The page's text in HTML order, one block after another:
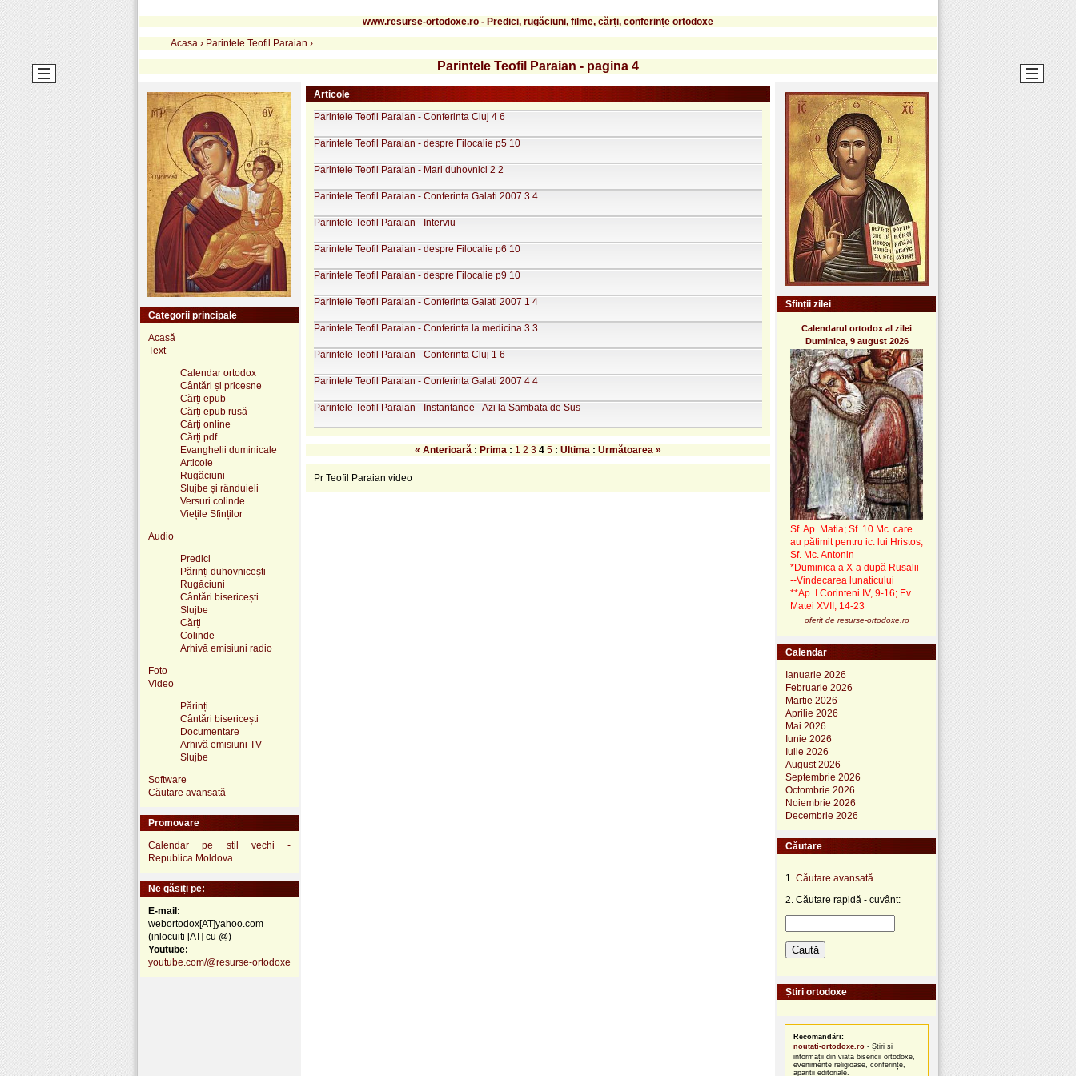
www.resurse-ortodoxe.ro - Predici, rugăciuni, filme, cărți, conferințe ortodoxe
Acasa › Parintele Teofil Paraian ›
Parintele Teofil Paraian - pagina 4
Categorii principale
Acasă
Text
Calendar ortodox
Cântări și pricesne
Cărți epub
Cărți epub rusă
Cărți online
Cărți pdf
Evanghelii duminicale
Articole
Rugăciuni
Slujbe și rânduieli
Versuri colinde
Viețile Sfinților
Audio
Predici
Părinți duhovnicești
Rugăciuni
Cântări bisericești
Slujbe
Cărți
Colinde
Arhivă emisiuni radio
Foto
Video
Părinți
Cântări bisericești
Documentare
Arhivă emisiuni TV
Slujbe
Software
Căutare avansată
Promovare
Calendar pe stil vechi -
Republica Moldova
Ne găsiți pe:
E-mail:
webortodox[AT]yahoo.com
(inlocuiti [AT] cu @)
Youtube:
youtube.com/@resurse-ortodoxe
Articole
Parintele Teofil Paraian - Conferinta Cluj 4 6
Parintele Teofil Paraian - despre Filocalie p5 10
Parintele Teofil Paraian - Mari duhovnici 2 2
Parintele Teofil Paraian - Conferinta Galati 2007 3 4
Parintele Teofil Paraian - Interviu
Parintele Teofil Paraian - despre Filocalie p6 10
Parintele Teofil Paraian - despre Filocalie p9 10
Parintele Teofil Paraian - Conferinta Galati 2007 1 4
Parintele Teofil Paraian - Conferinta la medicina 3 3
Parintele Teofil Paraian - Conferinta Cluj 1 6
Parintele Teofil Paraian - Conferinta Galati 2007 4 4
Parintele Teofil Paraian - Instantanee - Azi la Sambata de Sus
« Anterioară : Prima : 1 2 3 4 5 : Ultima : Următoarea »
Pr Teofil Paraian video
Sfinții zilei
Calendarul ortodox al zilei
Duminica, 9 august 2026
Sf. Ap. Matia; Sf. 10 Mc. care
au pătimit pentru ic. lui Hristos;
Sf. Mc. Antonin
*Duminica a X-a după Rusalii-
--Vindecarea lunaticului
**Ap. I Corinteni IV, 9-16; Ev.
Matei XVII, 14-23
oferit de resurse-ortodoxe.ro
Calendar
Ianuarie 2026
Februarie 2026
Martie 2026
Aprilie 2026
Mai 2026
Iunie 2026
Iulie 2026
August 2026
Septembrie 2026
Octombrie 2026
Noiembrie 2026
Decembrie 2026
Căutare
1. Căutare avansată
2. Căutare rapidă - cuvânt:
Știri ortodoxe
Recomandări:
noutati-ortodoxe.ro - Știri și
informații din viața bisericii ortodoxe,
evenimente religioase, conferințe,
apariții editoriale.